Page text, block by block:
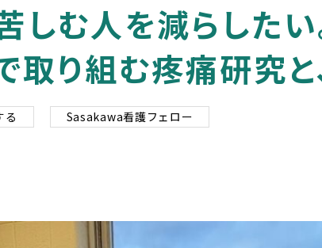
しむ人を減らした
取り組む疼痛研究と
る Sasakawa看護フェロー